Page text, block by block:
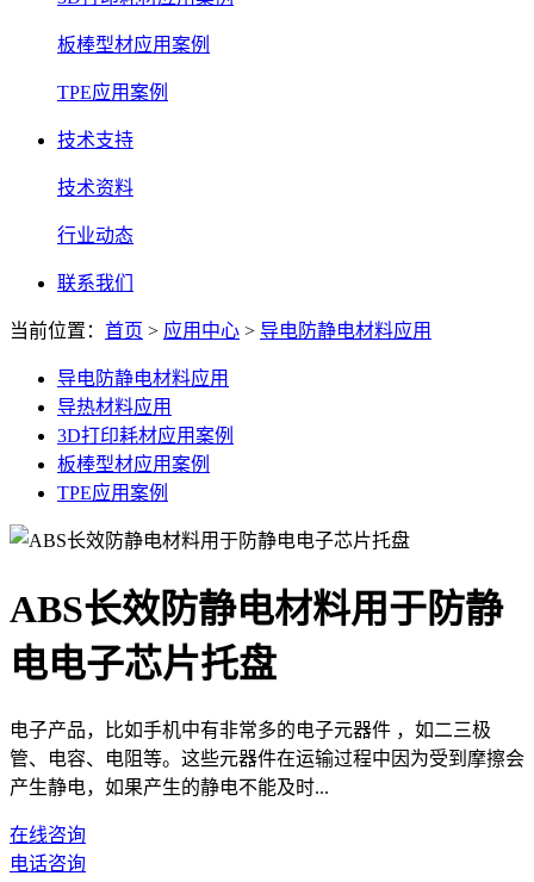
板棒型材应用案例
TPE应用案例
技术支持
技术资料
行业动态
联系我们
当前位置： 首页 > 应用中心 > 导电防静电材料应用
导电防静电材料应用
导热材料应用
3D打印耗材应用案例
板棒型材应用案例
TPE应用案例
ABS长效防静电材料用于防静
电电子芯片托盘
电子产品，比如手机中有非常多的电子元器件 ，如二三极
管、电容、电阻等。这些元器件在运输过程中因为受到摩擦会
产生静电，如果产生的静电不能及时...
在线咨询
电话咨询